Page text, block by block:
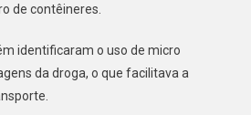
de contêineres.
identificaram o uso de micro
da droga, o que facilitava a